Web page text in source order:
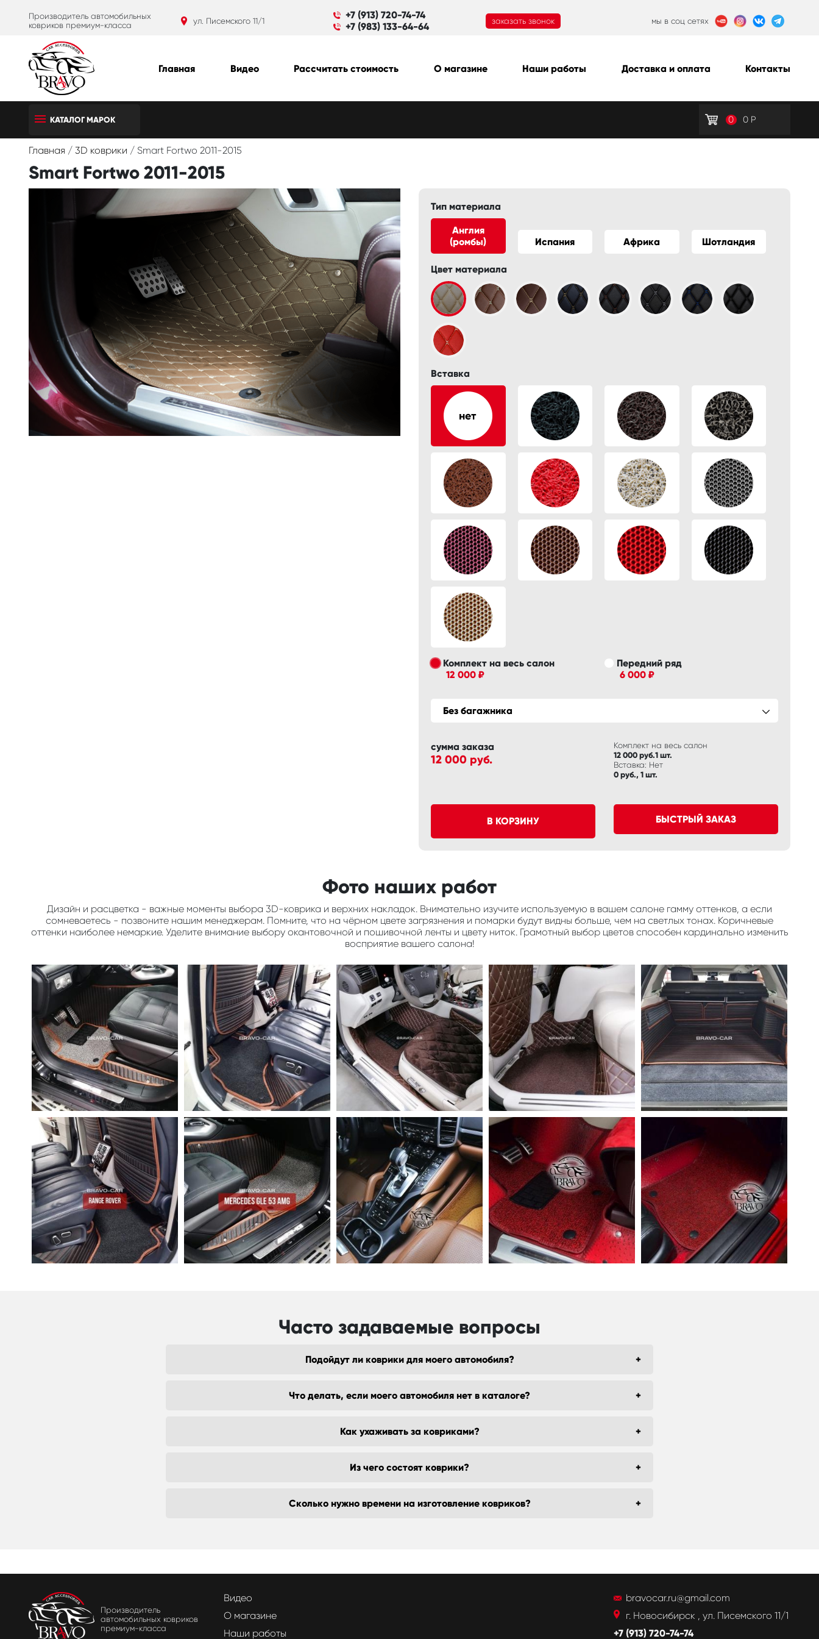
Производитель автомобильных
ковриков премиум-класса
ул. Писемского 11/1
+7 (913) 720-74-74
+7 (983) 133-64-64
заказать звонок мы в соц сетях
Главная Видео Рассчитать стоимость О магазине Наши работы Доставка и оплата Контакты
КАТАЛОГ МАРОК 0 0 Р
Главная / 3D коврики / Smart Fortwo 2011-2015
Smart Fortwo 2011-2015
Тип материала
Англия
(ромбы)
Испания Африка Шотландия
Цвет материала
Вставка
Комплект на весь салон
12 000 ₽
Передний ряд
6 000 ₽
Без багажника
сумма заказа
12 000 руб.
Комплект на весь салон
12 000 руб.1 шт.
Вставка: Нет
0 руб., 1 шт.
В КОРЗИНУ БЫСТРЫЙ ЗАКАЗ
Фото наших работ
Дизайн и расцветка - важные моменты выбора 3D-коврика и верхних накладок. Внимательно изучите используемую в вашем салоне гамму оттенков, а если
сомневаетесь - позвоните нашим менеджерам. Помните, что на чёрном цвете загрязнения и помарки будут видны больше, чем на светлых тонах. Коричневые
оттенки наиболее немаркие. Уделите внимание выбору окантовочной и пошивочной ленты и цвету ниток. Грамотный выбор цветов способен кардинально изменить
восприятие вашего салона!
Часто задаваемые вопросы
Подойдут ли коврики для моего автомобиля?
Что делать, если моего автомобиля нет в каталоге?
Как ухаживать за ковриками?
Из чего состоят коврики?
Сколько нужно времени на изготовление ковриков?
Производитель
автомобильных ковриков
премиум-класса
Видео
О магазине
Наши работы
bravocar.ru@gmail.com
г. Новосибирск , ул. Писемского 11/1
+7 (913) 720-74-74